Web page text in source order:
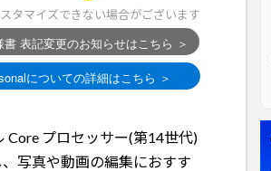
タマイズできない場合がございます
Core プロセッサー(第14世代)
写真や動画の編集におすす